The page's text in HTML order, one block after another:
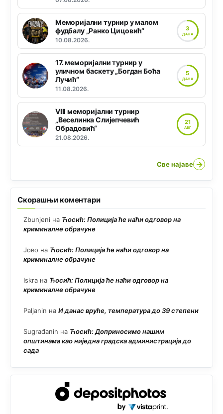
Меморијални турнир у малом
фудбалу „Ранко Цицовић“
10.08.2026.
3
ДАНА
17. меморијални турнир у
уличном баскету „Богдан Боћа
Лучић“
11.08.2026.
5
ДАНА
VIII меморијални турнир
„Веселинка Слијепчевић
Обрадовић“
21.08.2026.
21
АВГ
Све најаве →
Скорашњи коментари
Zbunjeni на Ћосић: Полиција ће наћи одговор на
криминалне обрачуне
Јово на Ћосић: Полиција ће наћи одговор на
криминалне обрачуне
Iskra на Ћосић: Полиција ће наћи одговор на
криминалне обрачуне
Paljanin на И данас вруће, температура до 39 степени
Sugrađanin на Ћосић: Доприносимо нашим
општинама као ниједна градска администрација до
сада